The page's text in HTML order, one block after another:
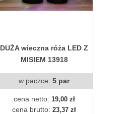
DUŻA wieczna róża LED Z
MISIEM 13918
w paczce: 5 par
cena netto: 19,00 zł
cena brutto: 23,37 zł